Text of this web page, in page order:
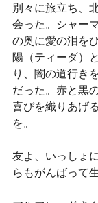
別々に旅立ち、
会った。シャー
の奥に愛の泪を
陽（ティーダ）
り、闇の道行き
だった。赤と黒
喜びを織りあげ
を。
友よ、いっしょ
らもがんばって